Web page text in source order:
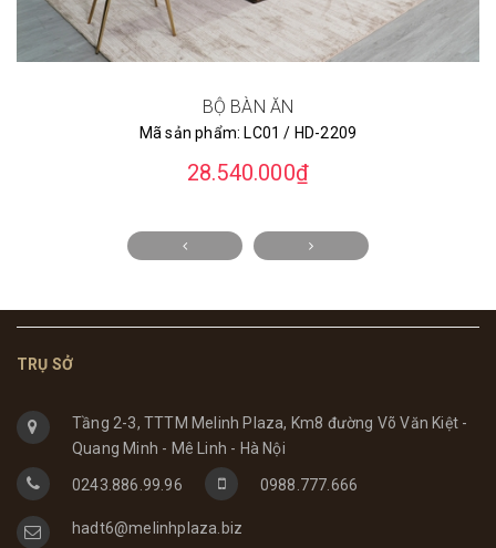
BỘ BÀN ĂN
Mã sản phẩm: LC01 / HD-2209
28.540.000₫
TRỤ SỞ
Tầng 2-3, TTTM Melinh Plaza, Km8 đường Võ Văn Kiệt -
Quang Minh - Mê Linh - Hà Nội
0243.886.99.96 0988.777.666
hadt6@melinhplaza.biz